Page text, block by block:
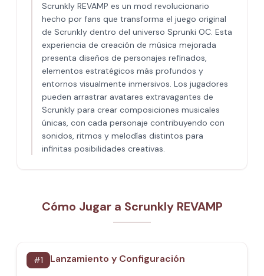
Scrunkly REVAMP es un mod revolucionario
hecho por fans que transforma el juego original
de Scrunkly dentro del universo Sprunki OC. Esta
experiencia de creación de música mejorada
presenta diseños de personajes refinados,
elementos estratégicos más profundos y
entornos visualmente inmersivos. Los jugadores
pueden arrastrar avatares extravagantes de
Scrunkly para crear composiciones musicales
únicas, con cada personaje contribuyendo con
sonidos, ritmos y melodías distintos para
infinitas posibilidades creativas.
Cómo Jugar a Scrunkly REVAMP
#1 Lanzamiento y Configuración